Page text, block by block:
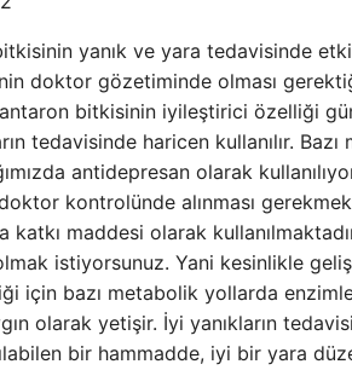
yanık ve yara tedavisinde
doktor gözetiminde olması
bitkisinin iyileştirici özelliği
tedavisinde haricen kullanılır.
antidepresan olarak
doktor kontrolünde alınması
katkı maddesi olarak
istiyorsunuz. Yani kesinlikle
için bazı metabolik yollarda
olarak yetişir. İyi yanıkların
bir hammadde, iyi bir yara